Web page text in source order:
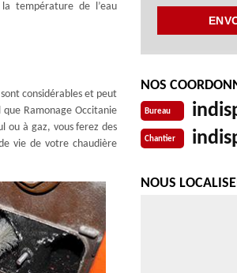
température de l’eau
considérables et peut
Ramonage Occitanie
ou à gaz, vous ferez des
vie de votre chaudière
NOS
Bureau
Chantier
NOUS